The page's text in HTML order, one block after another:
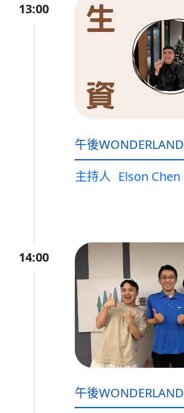
13:00
午後WONDERLAND
主持人 Elson Chen
14:00
午後WONDERLAND